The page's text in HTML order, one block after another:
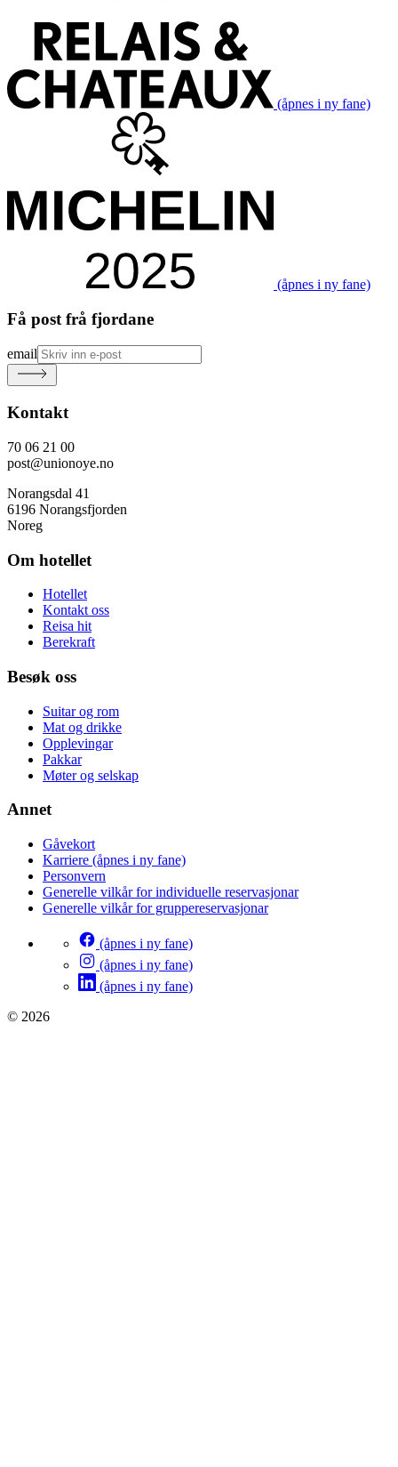
(åpnes i ny fane)
(åpnes i ny fane)
Få post frå fjordane
email
Kontakt
70 06 21 00
post@unionoye.no
Norangsdal 41
6196 Norangsfjorden
Noreg
Om hotellet
Hotellet
Kontakt oss
Reisa hit
Berekraft
Besøk oss
Suitar og rom
Mat og drikke
Opplevingar
Pakkar
Møter og selskap
Annet
Gåvekort
Karriere (åpnes i ny fane)
Personvern
Generelle vilkår for individuelle reservasjonar
Generelle vilkår for gruppereservasjonar
(åpnes i ny fane)
(åpnes i ny fane)
(åpnes i ny fane)
© 2026